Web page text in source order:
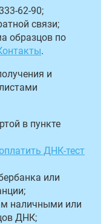
62-90;
связи;
образцов по
.
и
в пункте
ДНК-тест
или
наличными или
ДНК;